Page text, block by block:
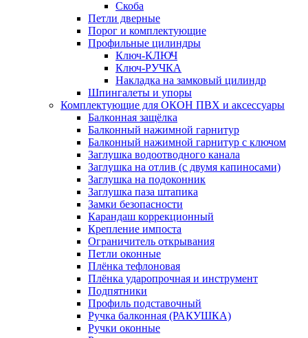
Скоба
Петли дверные
Порог и комплектующие
Профильные цилиндры
Ключ-КЛЮЧ
Ключ-РУЧКА
Накладка на замковый цилиндр
Шпингалеты и упоры
Комплектующие для ОКОН ПВХ и аксессуары
Балконная защёлка
Балконный нажимной гарнитур
Балконный нажимной гарнитур с ключом
Заглушка водоотводного канала
Заглушка на отлив (с двумя капиносами)
Заглушка на подоконник
Заглушка паза штапика
Замки безопасности
Карандаш коррекционный
Крепление импоста
Ограничитель открывания
Петли оконные
Плёнка тефлоновая
Плёнка ударопрочная и инструмент
Подпятники
Профиль подставочный
Ручка балконная (РАКУШКА)
Ручки оконные